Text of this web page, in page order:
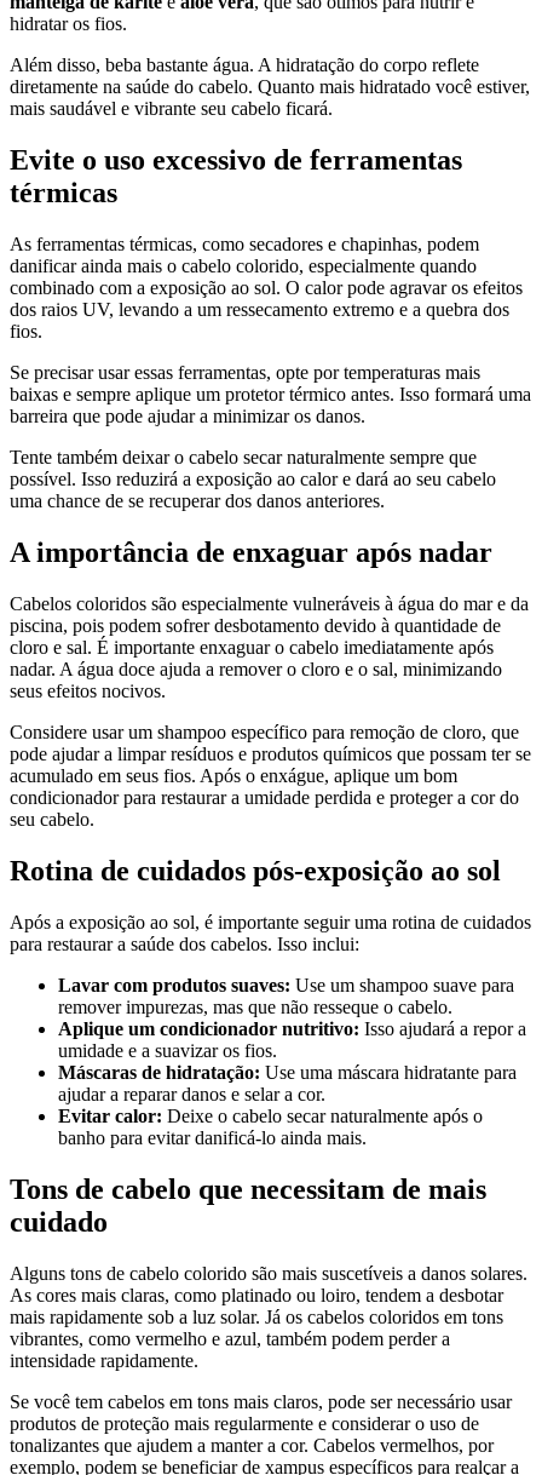
hidratar os fios.
Além disso, beba bastante água. A hidratação do corpo reflete
diretamente na saúde do cabelo. Quanto mais hidratado você estiver,
mais saudável e vibrante seu cabelo ficará.
Evite o uso excessivo de ferramentas
térmicas
As ferramentas térmicas, como secadores e chapinhas, podem
danificar ainda mais o cabelo colorido, especialmente quando
combinado com a exposição ao sol. O calor pode agravar os efeitos
dos raios UV, levando a um ressecamento extremo e a quebra dos
fios.
Se precisar usar essas ferramentas, opte por temperaturas mais
baixas e sempre aplique um protetor térmico antes. Isso formará uma
barreira que pode ajudar a minimizar os danos.
Tente também deixar o cabelo secar naturalmente sempre que
possível. Isso reduzirá a exposição ao calor e dará ao seu cabelo
uma chance de se recuperar dos danos anteriores.
A importância de enxaguar após nadar
Cabelos coloridos são especialmente vulneráveis à água do mar e da
piscina, pois podem sofrer desbotamento devido à quantidade de
cloro e sal. É importante enxaguar o cabelo imediatamente após
nadar. A água doce ajuda a remover o cloro e o sal, minimizando
seus efeitos nocivos.
Considere usar um shampoo específico para remoção de cloro, que
pode ajudar a limpar resíduos e produtos químicos que possam ter se
acumulado em seus fios. Após o enxágue, aplique um bom
condicionador para restaurar a umidade perdida e proteger a cor do
seu cabelo.
Rotina de cuidados pós-exposição ao sol
Após a exposição ao sol, é importante seguir uma rotina de cuidados
para restaurar a saúde dos cabelos. Isso inclui:
Lavar com produtos suaves: Use um shampoo suave para
remover impurezas, mas que não resseque o cabelo.
Aplique um condicionador nutritivo: Isso ajudará a repor a
umidade e a suavizar os fios.
Máscaras de hidratação: Use uma máscara hidratante para
ajudar a reparar danos e selar a cor.
Evitar calor: Deixe o cabelo secar naturalmente após o
banho para evitar danificá-lo ainda mais.
Tons de cabelo que necessitam de mais
cuidado
Alguns tons de cabelo colorido são mais suscetíveis a danos solares.
As cores mais claras, como platinado ou loiro, tendem a desbotar
mais rapidamente sob a luz solar. Já os cabelos coloridos em tons
vibrantes, como vermelho e azul, também podem perder a
intensidade rapidamente.
Se você tem cabelos em tons mais claros, pode ser necessário usar
produtos de proteção mais regularmente e considerar o uso de
tonalizantes que ajudem a manter a cor. Cabelos vermelhos, por
exemplo, podem se beneficiar de xampus específicos para realçar a